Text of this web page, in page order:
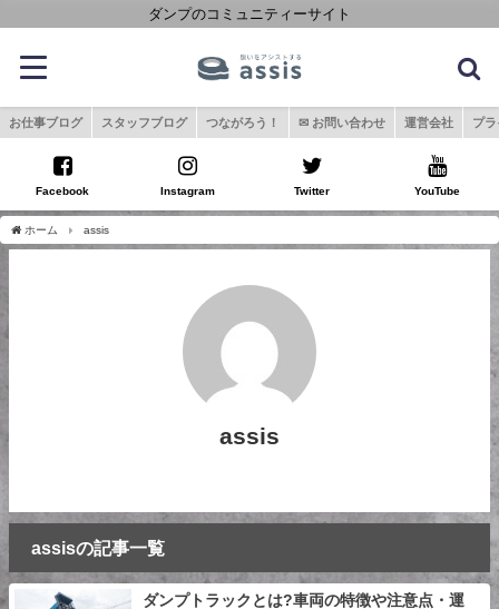
ダンプのコミュニティーサイト
お仕事ブログ スタッフブログ つながろう！ ✉ お問い合わせ 運営会社 プ
Facebook Instagram Twitter YouTube
ホーム assis
assis
assisの記事一覧
ダンプトラックとは?車両の特徴や注意点・運